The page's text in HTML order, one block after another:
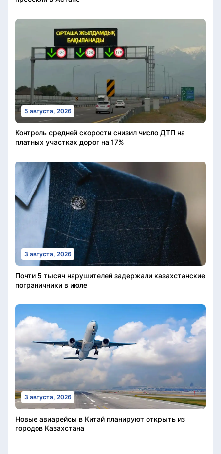
5 августа, 2026
Контроль средней скорости снизил число ДТП на
платных участках дорог на 17%
3 августа, 2026
Почти 5 тысяч нарушителей задержали казахстанские
пограничники в июле
3 августа, 2026
Новые авиарейсы в Китай планируют открыть из
городов Казахстана